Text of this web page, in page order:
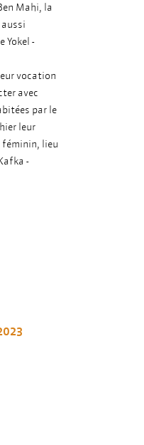
Mahi, la
Yokel -
vocation
avec
par le
leur
féminin, lieu
-